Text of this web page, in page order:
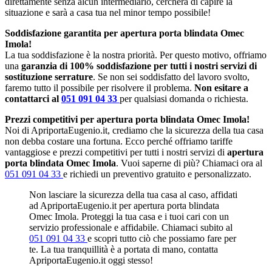
situazione e sarà a casa tua nel minor tempo possibile!
Soddisfazione garantita per apertura porta blindata Omec
Imola!
La tua soddisfazione è la nostra priorità. Per questo motivo, offriamo
una garanzia di 100% soddisfazione per tutti i nostri servizi di
sostituzione serrature. Se non sei soddisfatto del lavoro svolto,
faremo tutto il possibile per risolvere il problema. Non esitare a
contattarci al 051 091 04 33 per qualsiasi domanda o richiesta.
Prezzi competitivi per apertura porta blindata Omec Imola!
Noi di ApriportaEugenio.it, crediamo che la sicurezza della tua casa
non debba costare una fortuna. Ecco perché offriamo tariffe
vantaggiose e prezzi competitivi per tutti i nostri servizi di apertura
porta blindata Omec Imola. Vuoi saperne di più? Chiamaci ora al
051 091 04 33 e richiedi un preventivo gratuito e personalizzato.
Non lasciare la sicurezza della tua casa al caso, affidati
ad ApriportaEugenio.it per apertura porta blindata
Omec Imola. Proteggi la tua casa e i tuoi cari con un
servizio professionale e affidabile. Chiamaci subito al
051 091 04 33 e scopri tutto ciò che possiamo fare per
te. La tua tranquillità è a portata di mano, contatta
ApriportaEugenio.it oggi stesso!